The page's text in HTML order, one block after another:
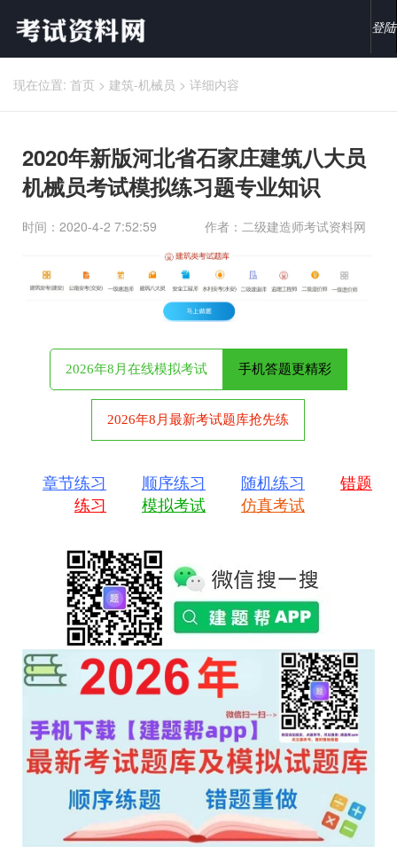
登陆
现在位置: 首页 > 建筑-机械员 > 详细内容
2020年新版河北省石家庄建筑八大员
机械员考试模拟练习题专业知识
时间：2020-4-2 7:52:59 作者：二级建造师考试资料网
2026年8月在线模拟考试 手机答题更精彩
2026年8月最新考试题库抢先练
章节练习 顺序练习 随机练习
错题
练习
模拟考试 仿真考试